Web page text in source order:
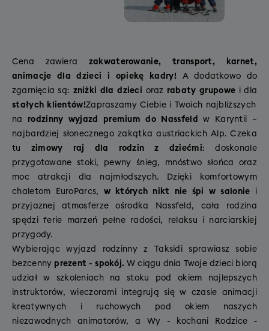
Cena zawiera zakwaterowanie, transport, karnet,
animacje dla dzieci i opiekę kadry! A dodatkowo do
zgarnięcia są: zniżki dla dzieci oraz rabaty grupowe i dla
stałych klientów!Zapraszamy Ciebie i Twoich najbliższych
na rodzinny wyjazd premium do Nassfeld
w Karyntii –
najbardziej słonecznego zakątka austriackich Alp. Czeka
tu zimowy raj dla rodzin z dziećmi: doskonale
przygotowane stoki, pewny śnieg, mnóstwo słońca oraz
moc atrakcji dla najmłodszych. Dzięki komfortowym
chaletom EuroParcs, w których nikt nie śpi w salonie i
przyjaznej atmosferze ośrodka Nassfeld, cała rodzina
spędzi ferie marzeń pełne radości, relaksu i narciarskiej
przygody.
Wybierając wyjazd rodzinny z Taksidi sprawiasz sobie
bezcenny prezent - spokój. W ciągu dnia Twoje dzieci biorą
udział w szkoleniach na stoku pod okiem najlepszych
instruktorów, wieczorami integrują się w czasie animacji
kreatywnych i ruchowych pod okiem naszych
niezawodnych animatorów, a Wy - kochani Rodzice -